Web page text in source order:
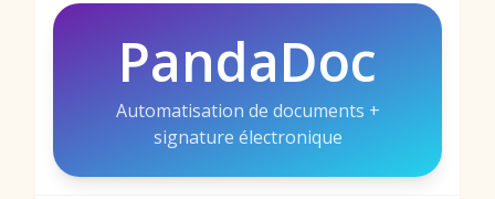
PandaDoc
Automatisation de documents +
signature électronique